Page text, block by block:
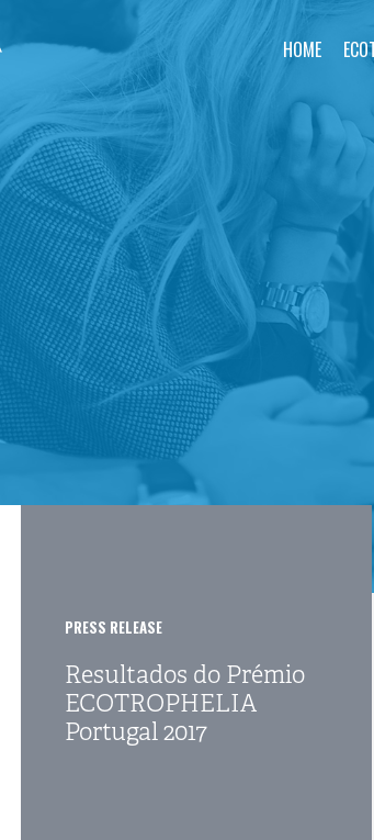
HOME
PRESS RELEASE
Resultados do Prémio
ECOTROPHELIA
Portugal 2017